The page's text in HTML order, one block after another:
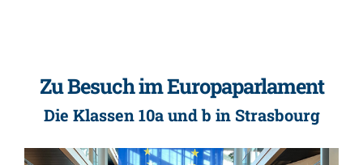
Zu Besuch im Europaparlament
Die Klassen 10a und b in Strasbourg